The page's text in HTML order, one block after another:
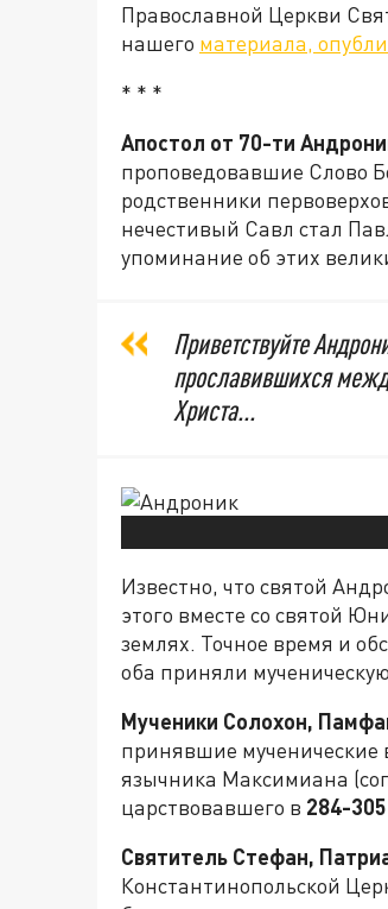
Православной Церкви
нашего материала,
* * *
Апостол от 70-ти
проповедовавшие Слово
родственники
нечестивый Савл стал
упоминание об этих
Приветствуйте
прославившихся
Христа...
Известно, что святой
этого вместе со святой
землях. Точное время и
оба приняли
Мученики Солохон,
принявшие мученические
язычника Максимиана
царствовавшего в 284-
Святитель Стефан,
Константинопольской